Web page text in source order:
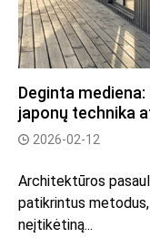
Deginta
japonų technika
2026-02-12
Architektūros
patikrintus
neįtikėtiną...